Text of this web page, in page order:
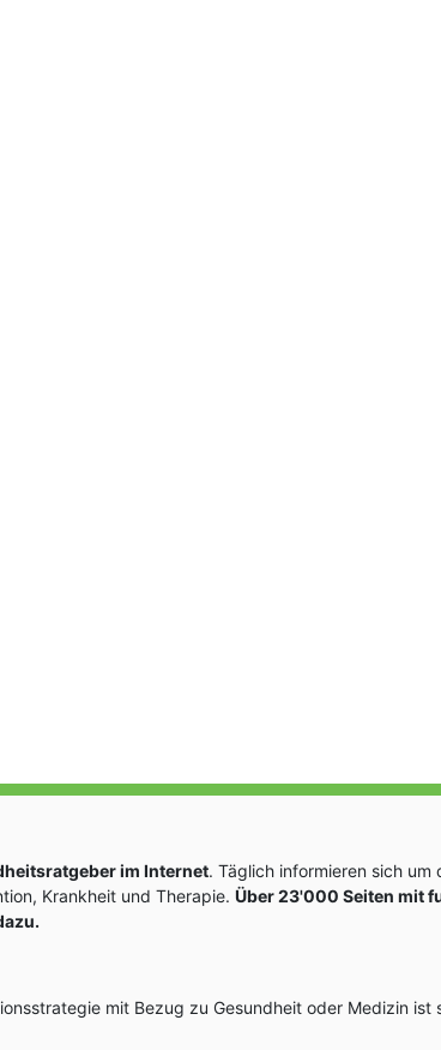
im Internet. Täglich informieren sich um
Krankheit und Therapie. Über 23'000 Seiten mit
mit Bezug zu Gesundheit oder Medizin ist